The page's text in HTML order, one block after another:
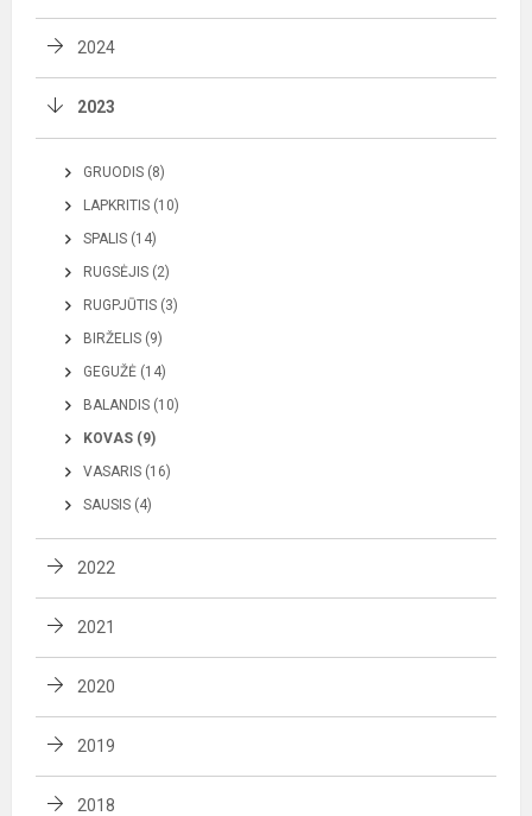
2024
2023
GRUODIS (8)
LAPKRITIS (10)
SPALIS (14)
RUGSĖJIS (2)
RUGPJŪTIS (3)
BIRŽELIS (9)
GEGUŽĖ (14)
BALANDIS (10)
KOVAS (9)
VASARIS (16)
SAUSIS (4)
2022
2021
2020
2019
2018